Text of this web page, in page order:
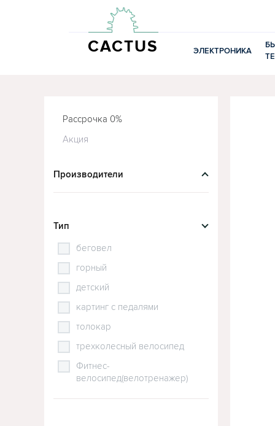
CACTUS ЭЛЕКТРОНИКА
Рассрочка 0%
Акция
Производители
Тип
беговел
горный
детский
картинг с педалями
толокар
трехколесный велосипед
Фитнес-
велосипед(велотренажер)